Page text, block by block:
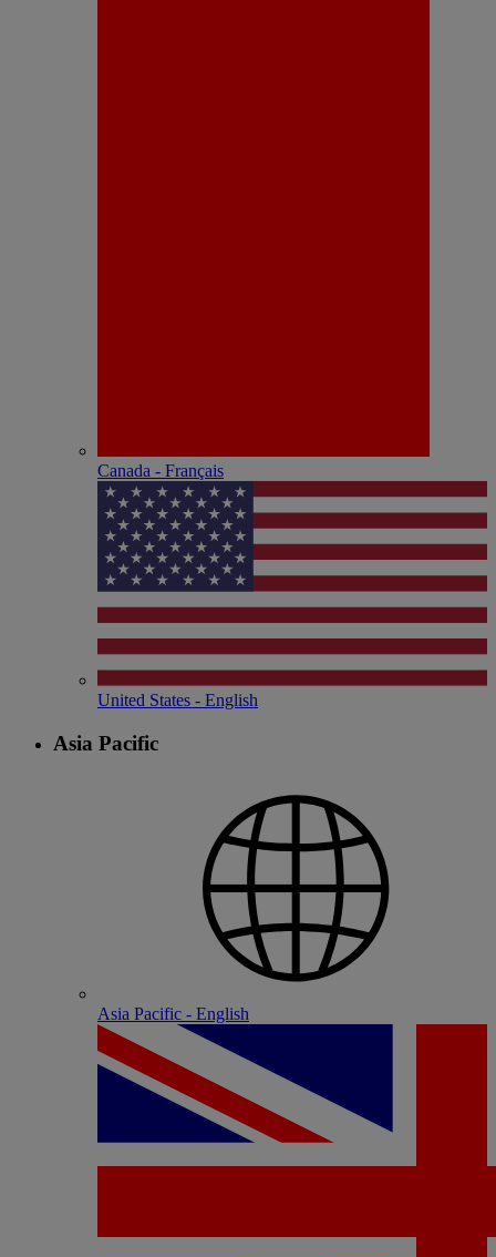
Canada - Français
United States - English
Asia Pacific
Asia Pacific - English